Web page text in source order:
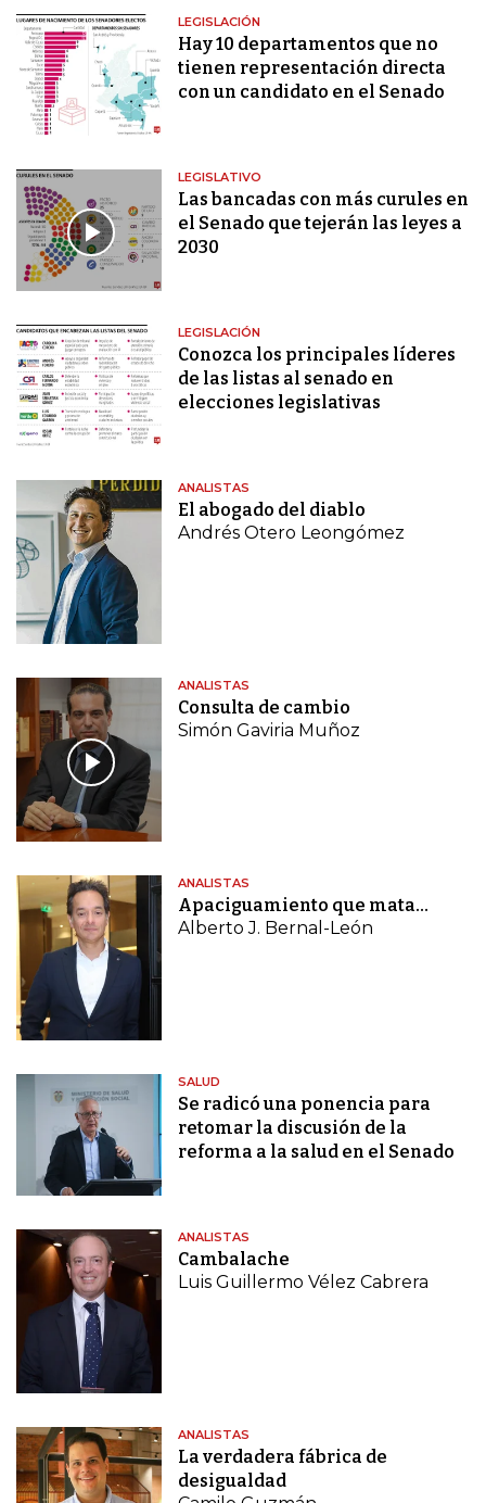
LEGISLACIÓN
Hay 10 departamentos que no
tienen representación directa
con un candidato en el Senado
LEGISLATIVO
Las bancadas con más curules en
el Senado que tejerán las leyes a
2030
LEGISLACIÓN
Conozca los principales líderes
de las listas al senado en
elecciones legislativas
ANALISTAS
El abogado del diablo
Andrés Otero Leongómez
ANALISTAS
Consulta de cambio
Simón Gaviria Muñoz
ANALISTAS
Apaciguamiento que mata…
Alberto J. Bernal-León
SALUD
Se radicó una ponencia para
retomar la discusión de la
reforma a la salud en el Senado
ANALISTAS
Cambalache
Luis Guillermo Vélez Cabrera
ANALISTAS
La verdadera fábrica de
desigualdad